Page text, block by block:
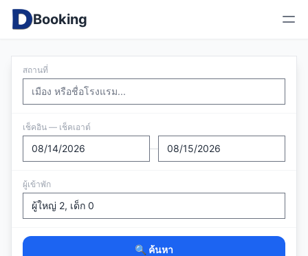
Booking
สถานที่
เช็คอิน — เช็คเอาต์
—
ผู้เข้าพัก
🔍 ค้นหา